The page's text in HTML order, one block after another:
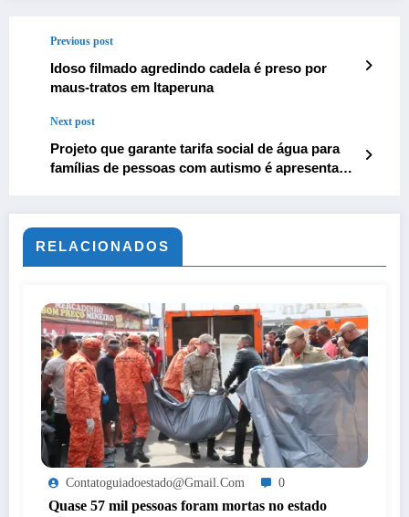
Previous post
Idoso filmado agredindo cadela é preso por
maus-tratos em Itaperuna
Next post
Projeto que garante tarifa social de água para
famílias de pessoas com autismo é apresentado
RELACIONADOS
Contatoguiadoestado@gmail.com 0
Quase 57 mil pessoas foram mortas no estado